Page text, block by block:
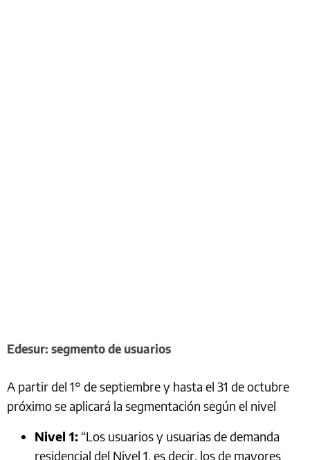
Edesur: segmento de usuarios
A partir del 1° de septiembre y hasta el 31 de octubre
próximo se aplicará la segmentación según el nivel
Nivel 1: “Los usuarios y usuarias de demanda
residencial del Nivel 1, es decir, los de mayores